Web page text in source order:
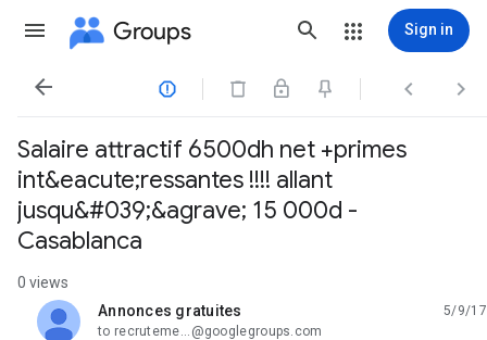
Groups Sign in
   
Salaire attractif 6500dh net +primes
int&eacute;ressantes !!!! allant
jusqu&#039;&agrave; 15 000d -
Casablanca
0 views
Annonces gratuites
unread,
5/9/17
to recruteme...@googlegroups.com